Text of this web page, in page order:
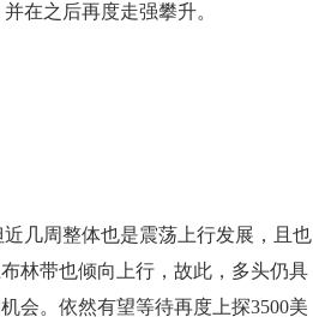
在之后再度走强攀升。
几周整体也是震荡上行发展，且也
林带也倾向上行，故此，多头仍具
会。依然有望等待再度上探3500美